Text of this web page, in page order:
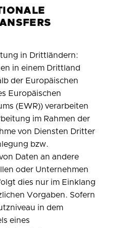
in Drittländern:
in einem Drittland
der Europäischen
Europäischen
(EWR)) verarbeiten
im Rahmen der
von Diensten Dritter
bzw.
Daten an andere
oder Unternehmen
dies nur im Einklang
Vorgaben. Sofern
in dem
eines